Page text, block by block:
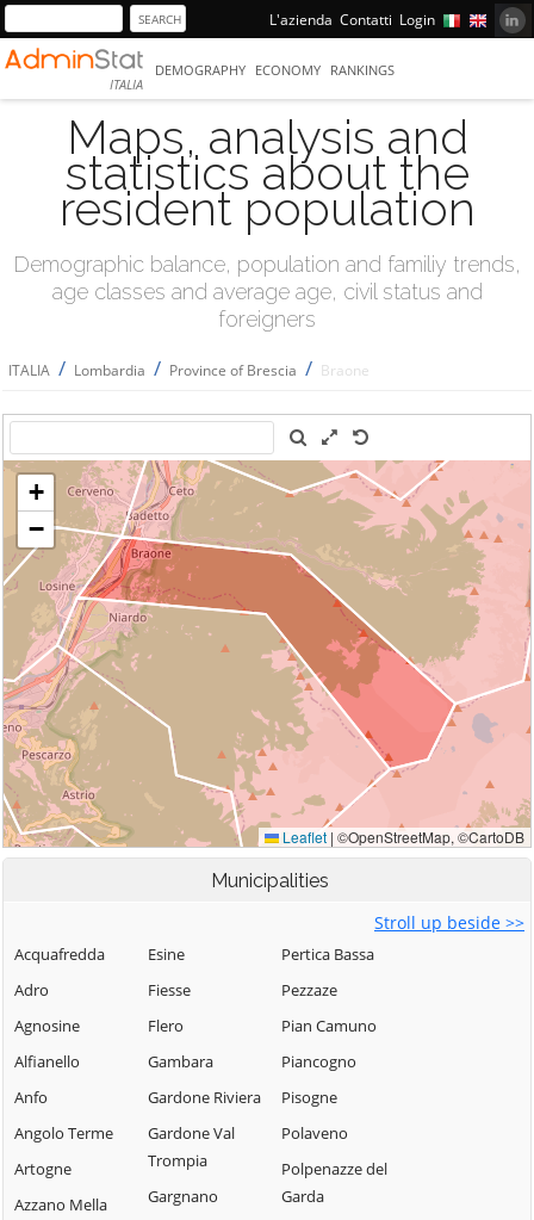
L'azienda Contatti Login
ITALIA
DEMOGRAPHY ECONOMY RANKINGS
Maps, analysis and
statistics about the
resident population
Demographic balance, population and familiy trends,
age classes and average age, civil status and
foreigners
ITALIA / Lombardia / Province of Brescia / Braone
Municipalities
Stroll up beside >>
Acquafredda
Adro
Agnosine
Alfianello
Anfo
Angolo Terme
Artogne
Azzano Mella
Esine
Fiesse
Flero
Gambara
Gardone Riviera
Gardone Val
Trompia
Gargnano
Pertica Bassa
Pezzaze
Pian Camuno
Piancogno
Pisogne
Polaveno
Polpenazze del
Garda